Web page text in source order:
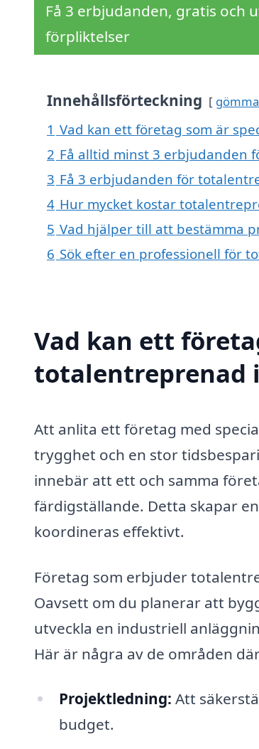
Få 3 erbjudanden, gratis och
förpliktelser
Innehållsförteckning gömma
1 Vad kan ett företag som är
2 Få alltid minst 3 erbjudanden
3 Få 3 erbjudanden för
4 Hur mycket kostar
5 Vad hjälper till att bestämma
6 Sök efter en professionell för
Vad kan ett
totalentreprenad
Att anlita ett företag med
trygghet och en stor
innebär att ett och samma
färdigställande. Detta skapar
koordineras effektivt.
Företag som erbjuder
Oavsett om du planerar att
utveckla en industriell
Här är några av de områden
Projektledning: Att
budget.